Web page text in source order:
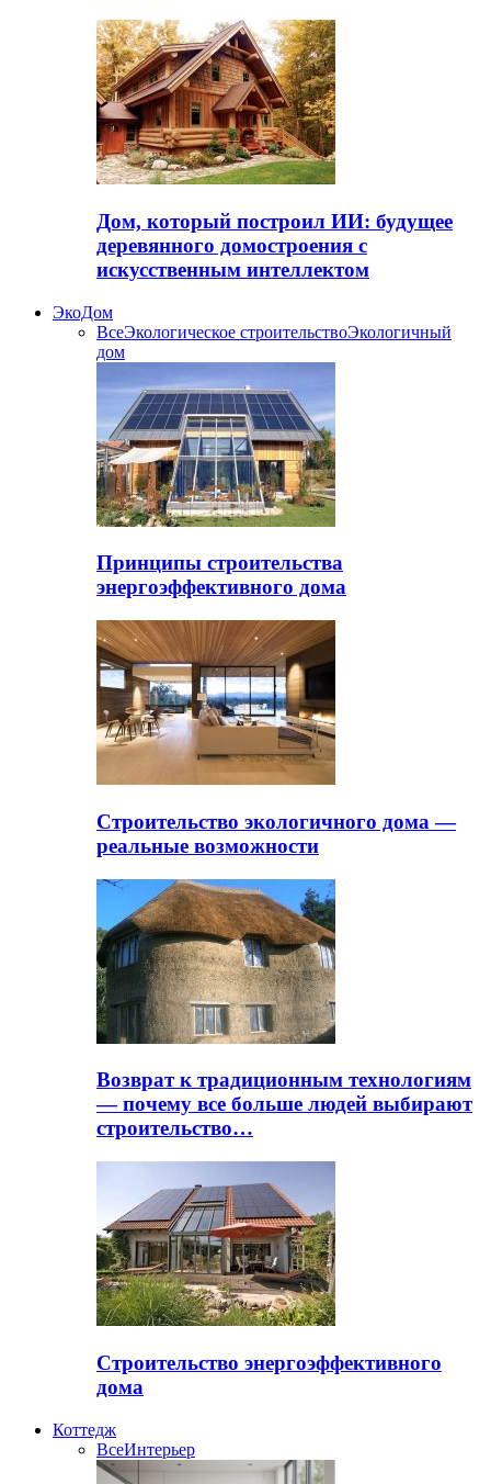
Дом, который построил ИИ: будущее
деревянного домостроения с
искусственным интеллектом
ЭкоДом
ВсеЭкологическое строительствоЭкологичный
дом
Принципы строительства
энергоэффективного дома
Строительство экологичного дома —
реальные возможности
Возврат к традиционным технологиям
— почему все больше людей выбирают
строительство…
Строительство энергоэффективного
дома
Коттедж
ВсеИнтерьер